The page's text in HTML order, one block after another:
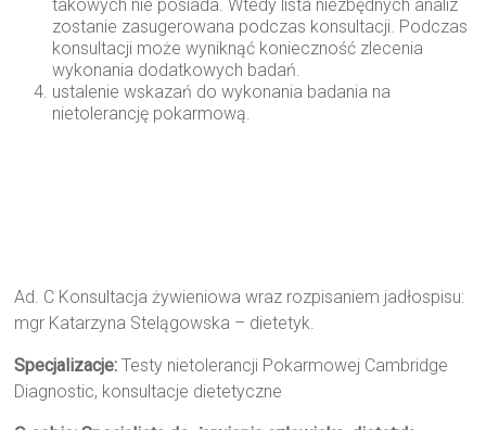
takowych nie posiada. Wtedy lista niezbędnych analiz
zostanie zasugerowana podczas konsultacji. Podczas
konsultacji może wyniknąć konieczność zlecenia
wykonania dodatkowych badań.
ustalenie wskazań do wykonania badania na
nietolerancję pokarmową.
Ad. C Konsultacja żywieniowa wraz rozpisaniem jadłospisu:
mgr Katarzyna Stelągowska – dietetyk.
Specjalizacje:Testy nietolerancji Pokarmowej Cambridge
Diagnostic, konsultacje dietetyczne